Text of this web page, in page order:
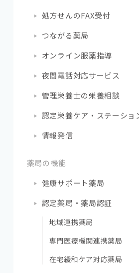
処方せんのFAX受付
つながる薬局
オンライン服薬指導
夜間電話対応サービス
管理栄養士の栄養相談
認定栄養ケア・ステーショ
情報発信
薬局の機能
健康サポート薬局
認定薬局・薬局認証
地域連携薬局
専門医療機関連携薬局
在宅緩和ケア対応薬局